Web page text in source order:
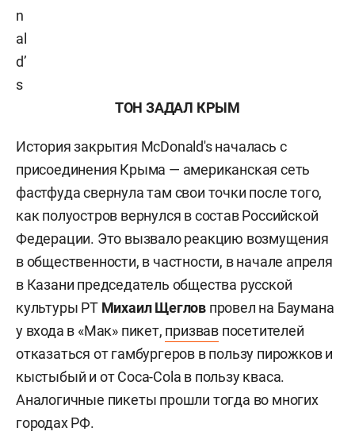
n
al
d’
s
ТОН ЗАДАЛ КРЫМ
История закрытия МсDonald's началась с
присоединения Крыма — американская сеть
фастфуда свернула там свои точки после того,
как полуостров вернулся в состав Российской
Федерации. Это вызвало реакцию возмущения
в общественности, в частности, в начале апреля
в Казани председатель общества русской
культуры РТ Михаил Щеглов провел на Баумана
у входа в «Мак» пикет, призвав посетителей
отказаться от гамбургеров в пользу пирожков и
кыстыбый и от Coca-Cola в пользу кваса.
Аналогичные пикеты прошли тогда во многих
городах РФ.